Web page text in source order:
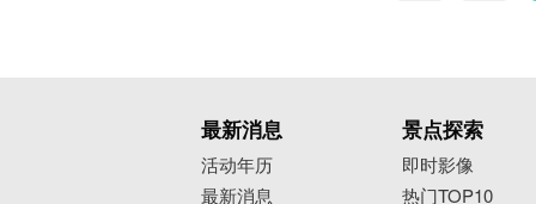
最新消息
活动年历
最新消息
景点探索
即时影像
热门TOP10